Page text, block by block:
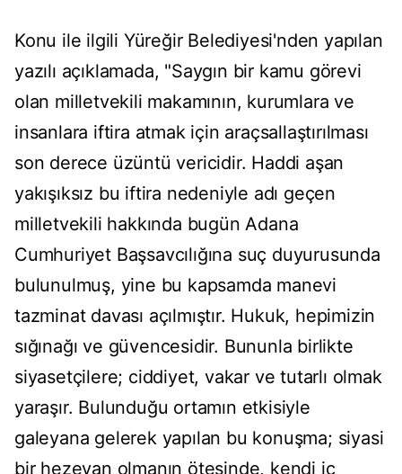
Konu ile ilgili Yüreğir Belediyesi'nden yapılan
yazılı açıklamada, "Saygın bir kamu görevi
olan milletvekili makamının, kurumlara ve
insanlara iftira atmak için araçsallaştırılması
son derece üzüntü vericidir. Haddi aşan
yakışıksız bu iftira nedeniyle adı geçen
milletvekili hakkında bugün Adana
Cumhuriyet Başsavcılığına suç duyurusunda
bulunulmuş, yine bu kapsamda manevi
tazminat davası açılmıştır. Hukuk, hepimizin
sığınağı ve güvencesidir. Bununla birlikte
siyasetçilere; ciddiyet, vakar ve tutarlı olmak
yaraşır. Bulunduğu ortamın etkisiyle
galeyana gelerek yapılan bu konuşma; siyasi
bir hezeyan olmanın ötesinde, kendi iç